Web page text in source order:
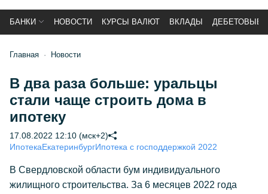
БАНКИ НОВОСТИ КУРСЫ ВАЛЮТ ВКЛАДЫ ДЕБЕТОВЫЕ
Главная Новости
В два раза больше: уральцы
стали чаще строить дома в
ипотеку
17.08.2022 12:10 (мск+2)
ИпотекаЕкатеринбургИпотека с господдержкой 2022
В Свердловской области бум индивидуального
жилищного строительства. За 6 месяцев 2022 года